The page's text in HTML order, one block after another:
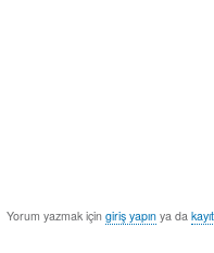
Yorum yazmak içingiriş yapın ya da